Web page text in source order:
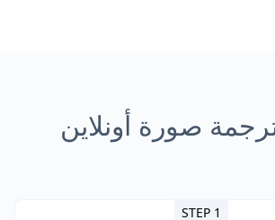
صورة أونلاين
STEP 1